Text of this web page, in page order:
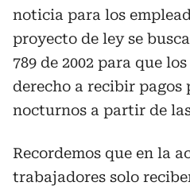
noticia para los
proyecto de ley se
789 de 2002 para que
derecho a recibir pagos
nocturnos a partir de
Recordemos que en la
trabajadores solo